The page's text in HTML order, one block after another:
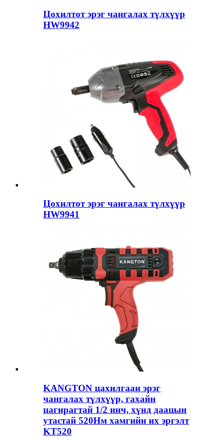
Цохилтот эрэг чангалах түлхүүр
HW9942
Цохилтот эрэг чангалах түлхүүр
HW9941
KANGTON цахилгаан эрэг
чангалах түлхүүр, гахайн
цагирагтай 1/2 инч, хүнд даацын
утастай 520Нм хамгийн их эргэлт
KT520